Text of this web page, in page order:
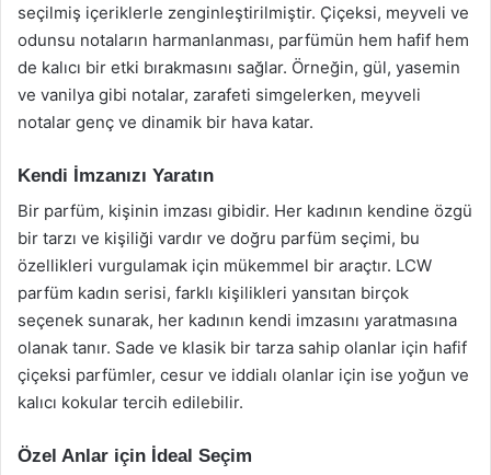
seçilmiş içeriklerle zenginleştirilmiştir. Çiçeksi, meyveli ve
odunsu notaların harmanlanması, parfümün hem hafif hem
de kalıcı bir etki bırakmasını sağlar. Örneğin, gül, yasemin
ve vanilya gibi notalar, zarafeti simgelerken, meyveli
notalar genç ve dinamik bir hava katar.
Kendi İmzanızı Yaratın
Bir parfüm, kişinin imzası gibidir. Her kadının kendine özgü
bir tarzı ve kişiliği vardır ve doğru parfüm seçimi, bu
özellikleri vurgulamak için mükemmel bir araçtır. LCW
parfüm kadın serisi, farklı kişilikleri yansıtan birçok
seçenek sunarak, her kadının kendi imzasını yaratmasına
olanak tanır. Sade ve klasik bir tarza sahip olanlar için hafif
çiçeksi parfümler, cesur ve iddialı olanlar için ise yoğun ve
kalıcı kokular tercih edilebilir.
Özel Anlar için İdeal Seçim